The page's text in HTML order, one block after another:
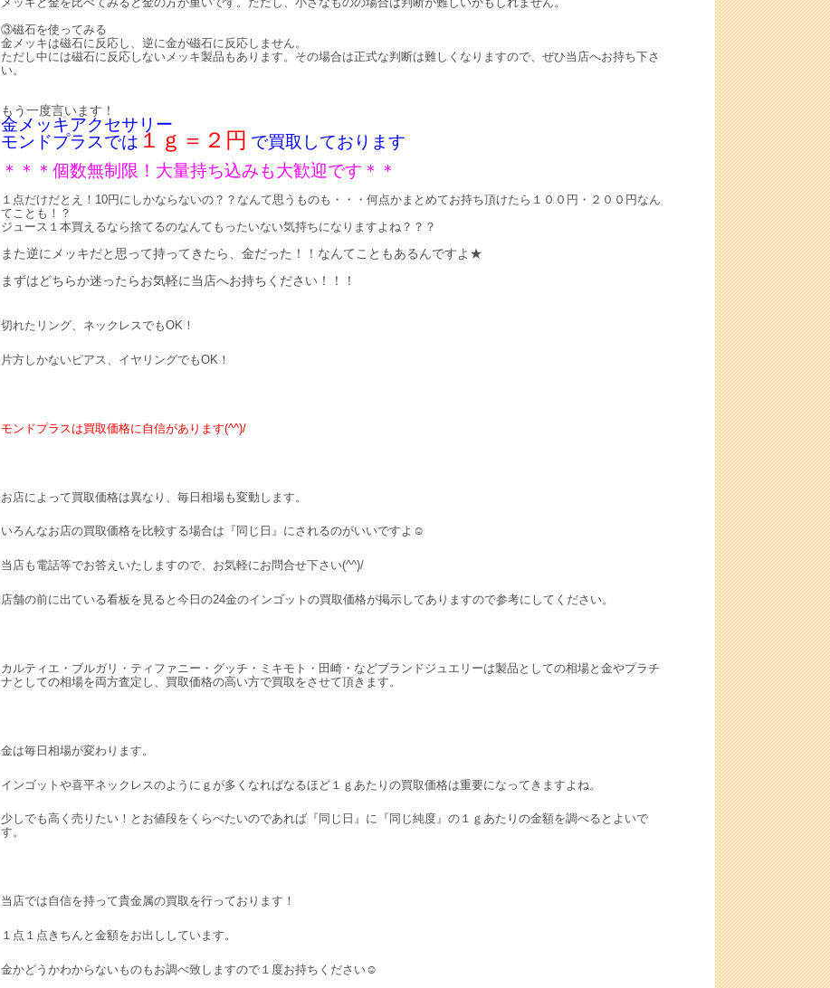
③磁石を使ってみる
金メッキは磁石に反応し、逆に金が磁石に反応しません。
ただし中には磁石に反応しないメッキ製品もあります。その場合は正式な判断は難しくなりますので、ぜひ当店へお持ち下さ
い。
もう一度言います！
金メッキアクセサリー
モンドプラスでは １ｇ＝２円 で買取しております
＊＊＊個数無制限！大量持ち込みも大歓迎です＊＊
１点だけだとえ！10円にしかならないの？？なんて思うものも・・・何点かまとめてお持ち頂けたら１００円・２００円なん
てことも！？
ジュース１本買えるなら捨てるのなんてもったいない気持ちになりますよね？？？
また逆にメッキだと思って持ってきたら、金だった！！なんてこともあるんですよ★
まずはどちらか迷ったらお気軽に当店へお持ちください！！！
切れたリング、ネックレスでもOK！
片方しかないピアス、イヤリングでもOK！
モンドプラスは買取価格に自信があります(^^)/
お店によって買取価格は異なり、毎日相場も変動します。
いろんなお店の買取価格を比較する場合は『同じ日』にされるのがいいですよ☺
当店も電話等でお答えいたしますので、お気軽にお問合せ下さい(^^)/
店舗の前に出ている看板を見ると今日の24金のインゴットの買取価格が掲示してありますので参考にしてください。
カルティエ・ブルガリ・ティファニー・グッチ・ミキモト・田崎・などブランドジュエリーは製品としての相場と金やプラチ
ナとしての相場を両方査定し、買取価格の高い方で買取をさせて頂きます。
金は毎日相場が変わります。
インゴットや喜平ネックレスのようにｇが多くなればなるほど１ｇあたりの買取価格は重要になってきますよね。
少しでも高く売りたい！とお値段をくらべたいのであれば『同じ日』に『同じ純度』の１ｇあたりの金額を調べるとよいで
す。
当店では自信を持って貴金属の買取を行っております！
１点１点きちんと金額をお出ししています。
金かどうかわからないものもお調べ致しますので１度お持ちください☺